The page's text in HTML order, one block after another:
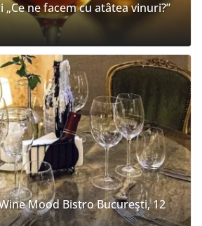
ne facem cu atâtea vinuri?”
Mood Bistro Bucureşti, 12